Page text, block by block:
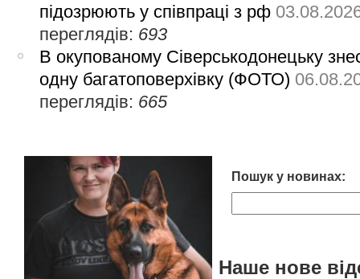
підозрюють у співпраці з рф
переглядів: 693
В окупованому Сіверськодонецьку
одну багатоповерхівку (ФОТО)
переглядів: 665
Пошук у новинах:
Наше нове